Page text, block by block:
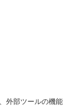
外部ツールの機能